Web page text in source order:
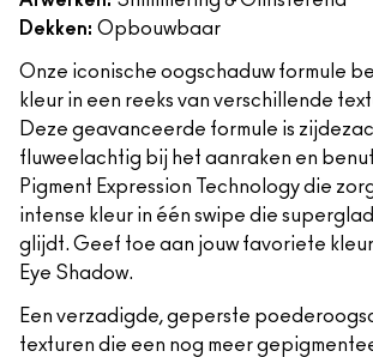
Dekken: Opbouwbaar
Onze iconische oogschaduw formule
kleur in een reeks van verschillende
Deze geavanceerde formule is
fluweelachtig bij het aanraken en
Pigment Expression Technology die
intense kleur in één swipe die
glijdt. Geef toe aan jouw favoriete kleur
Eye Shadow.
Een verzadigde, geperste
texturen die een nog meer